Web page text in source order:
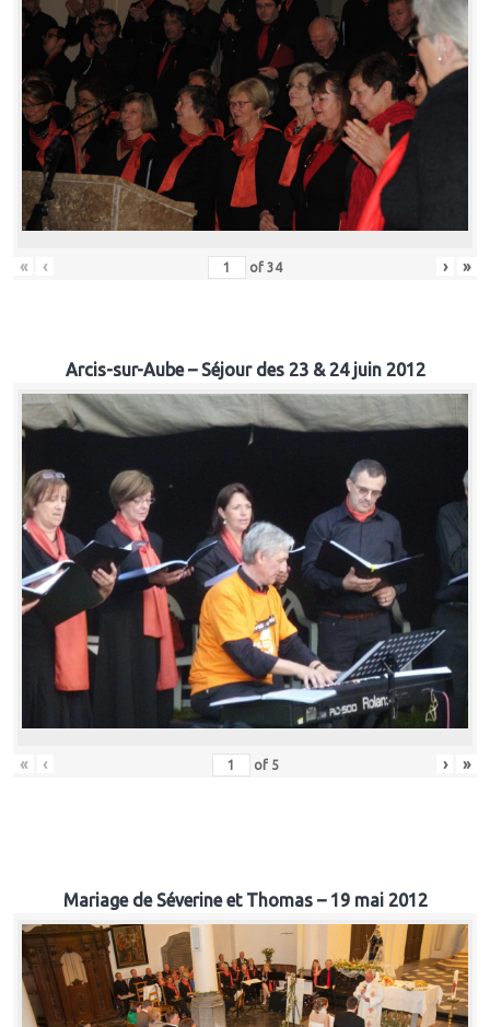
« ‹ of 34 › »
Arcis-sur-Aube – Séjour des 23 & 24 juin 2012
« ‹ of 5 › »
Mariage de Séverine et Thomas – 19 mai 2012